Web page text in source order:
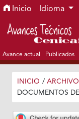
Ir al menú de
Ir al contenido
Ir al pie de página
Inicio Idioma
Avance actual Publicados
INICIO /
DOCUMENTOS